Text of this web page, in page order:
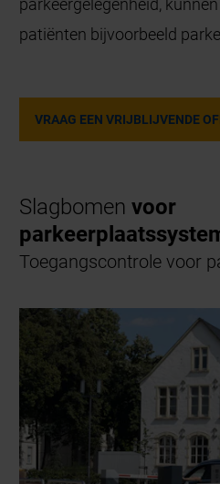
parkeergelegenheid,
patiënten bijvoorbeeld
VRAAG EEN VRIJBLIJVENDE
Slagbomenvoor
Toegangscontrole voor